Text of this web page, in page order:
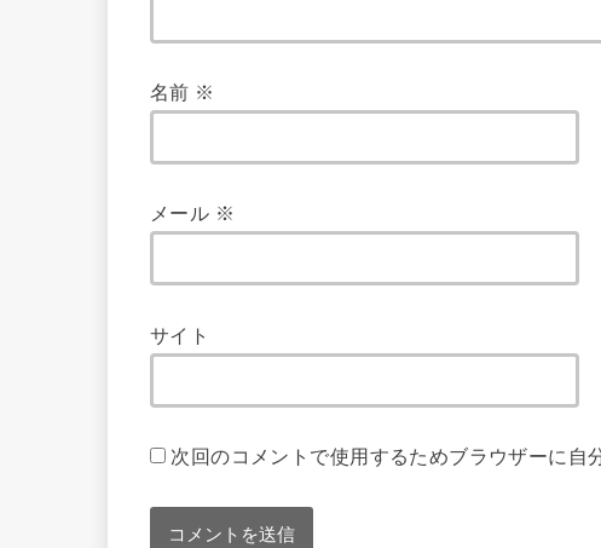
名前 ※
メール ※
サイト
次回のコメントで使用するためブラウザーに自